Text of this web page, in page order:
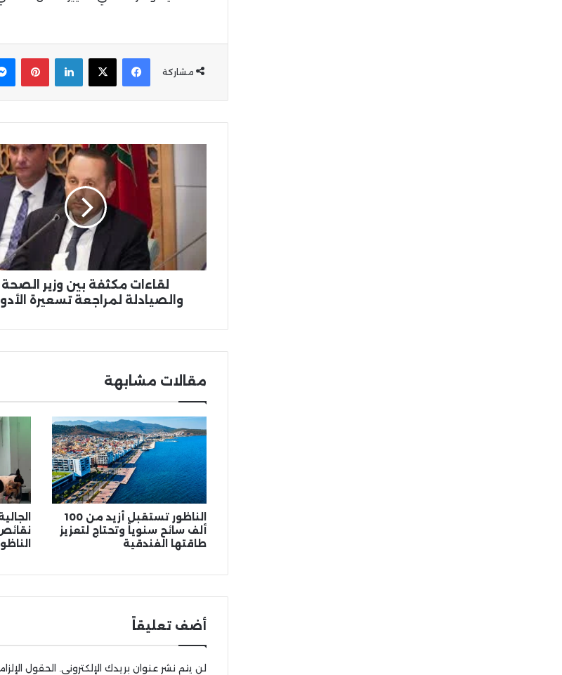
مشاركة
Facebook
X
LinkedIn
لمراجعة
تسعيرة
الأدوية
لقاءات مكثفة بين وزير الصحة
والصيادلة لمراجعة تسعيرة
مقالات مشابهة
الناظور تستقبل أزيد من 100
ألف سائح سنوياً وتحتاج لتعزيز
طاقتها الفندقية
أضف تعليقاً
لن يتم نشر عنوان بريدك الإلكتروني. الحقول